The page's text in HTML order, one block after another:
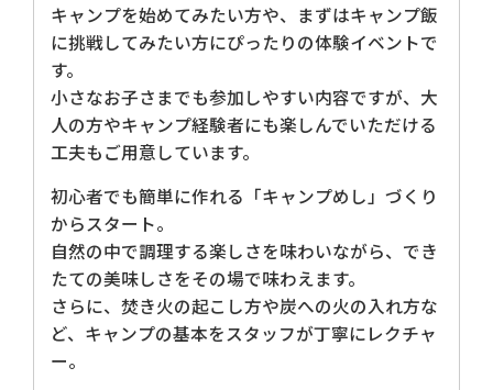
キャンプを始めてみたい方や、まずはキャンプ飯
に挑戦してみたい方にぴったりの体験イベントで
す。
小さなお子さまでも参加しやすい内容ですが、大
人の方やキャンプ経験者にも楽しんでいただける
工夫もご用意しています。
初心者でも簡単に作れる「キャンプめし」づくり
からスタート。
自然の中で調理する楽しさを味わいながら、でき
たての美味しさをその場で味わえます。
さらに、焚き火の起こし方や炭への火の入れ方な
ど、キャンプの基本をスタッフが丁寧にレクチャ
ー。